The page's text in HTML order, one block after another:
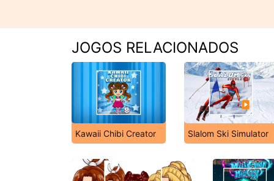
JOGOS RELACIONADOS
Kawaii Chibi Creator Slalom Ski Simulator